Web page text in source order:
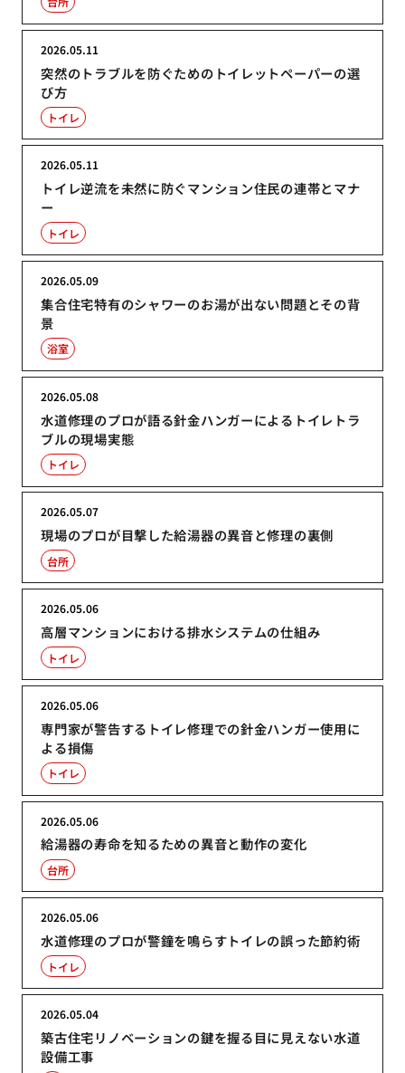
突然のトラブルを防ぐためのトイレットペーパーの選
び方
2026.05.11
トイレ
トイレ逆流を未然に防ぐマンション住民の連帯とマナ
ー
2026.05.11
トイレ
集合住宅特有のシャワーのお湯が出ない問題とその背
景
2026.05.09
浴室
水道修理のプロが語る針金ハンガーによるトイレトラ
ブルの現場実態
2026.05.08
トイレ
現場のプロが目撃した給湯器の異音と修理の裏側
2026.05.07
台所
高層マンションにおける排水システムの仕組み
2026.05.06
トイレ
専門家が警告するトイレ修理での針金ハンガー使用に
よる損傷
2026.05.06
トイレ
給湯器の寿命を知るための異音と動作の変化
2026.05.06
台所
水道修理のプロが警鐘を鳴らすトイレの誤った節約術
2026.05.06
トイレ
築古住宅リノベーションの鍵を握る目に見えない水道
設備工事
2026.05.04